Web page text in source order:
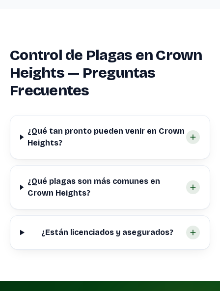
Control de Plagas en Crown
Heights — Preguntas
Frecuentes
¿Qué tan pronto pueden venir en Crown
Heights?
¿Qué plagas son más comunes en
Crown Heights?
¿Están licenciados y asegurados?